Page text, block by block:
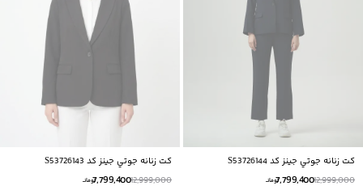
كت زنانه جوتي جينز كد S53726144
12,999,000
7,799,400تومانــ
كت زنانه جوتي جينز كد S53726143
12,999,000
7,799,400تومانــ